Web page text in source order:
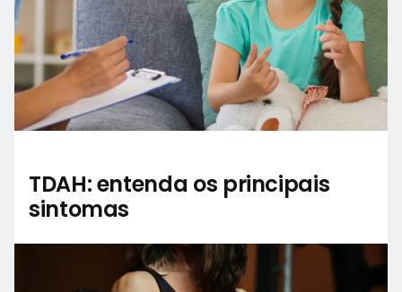
TDAH: entenda os principais
sintomas